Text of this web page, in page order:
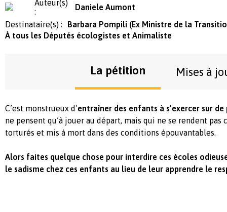
Auteur(s)
:
Daniele Aumont
Destinataire(s) :
Barbara Pompili (Ex Ministre de la
À tous les Députés écologistes et Animaliste
La pétition Mises à
C’est monstrueux d’entraîner des enfants à s’exercer sur
ne pensent qu’à jouer au départ, mais qui ne se rendent pas
torturés et mis à mort dans des conditions épouvantables.
Alors faites quelque chose pour interdire ces écoles
le sadisme chez ces enfants au lieu de leur apprendre le